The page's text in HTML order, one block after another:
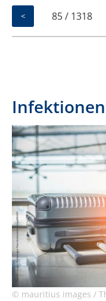
< 85 / 1318
© mauritius images /